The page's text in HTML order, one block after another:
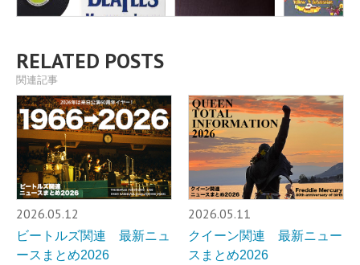
RELATED POSTS
関連記事
2026.05.12
ビートルズ関連 最新ニュ
ースまとめ2026
2026.05.11
クイーン関連 最新ニュー
スまとめ2026